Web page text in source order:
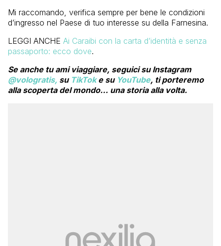
Mi raccomando, verifica sempre per bene le condizioni
d’ingresso nel Paese di tuo interesse su della Farnesina.
LEGGI ANCHE Ai Caraibi con la carta d’identità e senza
passaporto: ecco dove.
Se anche tu ami viaggiare, seguici su Instagram
@vologratis, su TikToke su YouTube, ti porteremo
alla scoperta del mondo… una storia alla volta.